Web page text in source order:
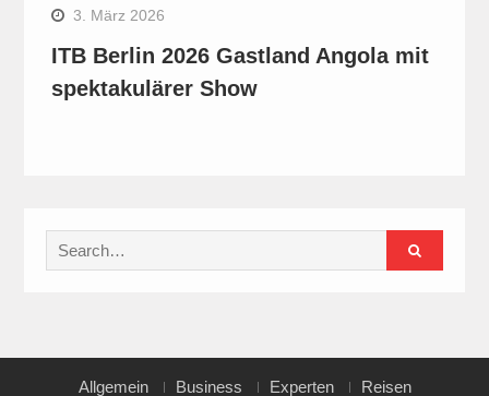
3. März 2026
ITB Berlin 2026 Gastland Angola mit
spektakulärer Show
Search
for:
Allgemein Business Experten Reisen